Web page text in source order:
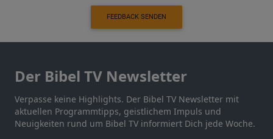
FEEDBACK SENDEN
Der Bibel TV Newsletter
Verpasse keine Highlights. Der Bibel TV Newsletter mit
aktuellen Programmtipps, geistlichem Impuls und
Neuigkeiten rund um Bibel TV informiert Dich jede Woche.